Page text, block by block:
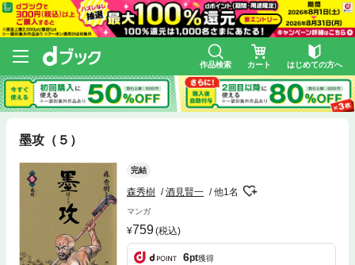
作品検索 カート はじめての方へ
墨攻（５）
完結
森秀樹 酒見賢一 他1名
マンガ
759(税込)
6pt獲得